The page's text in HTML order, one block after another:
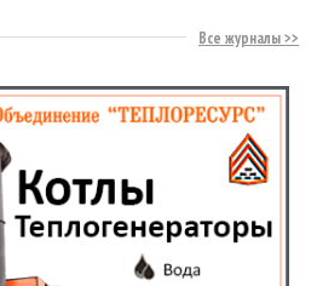
Все журналы